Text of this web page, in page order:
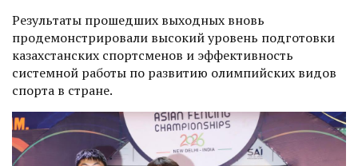
Результаты прошедших выходных вновь
продемонстрировали высокий уровень подготовки
казахстанских спортсменов и эффективность
системной работы по развитию олимпийских видов
спорта в стране.